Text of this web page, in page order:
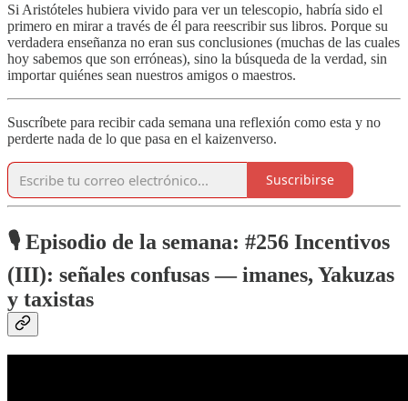
Si Aristóteles hubiera vivido para ver un telescopio, habría sido el
primero en mirar a través de él para reescribir sus libros. Porque su
verdadera enseñanza no eran sus conclusiones (muchas de las cuales
hoy sabemos que son erróneas), sino la búsqueda de la verdad, sin
importar quiénes sean nuestros amigos o maestros.
Suscríbete para recibir cada semana una reflexión como esta y no
perderte nada de lo que pasa en el kaizenverso.
Suscribirse
🎙️ Episodio de la semana: #256 Incentivos
(III): señales confusas — imanes, Yakuzas
y taxistas